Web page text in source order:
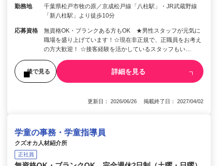
勤務地
千葉県松戸市牧の原／京成松戸線「八柱駅」・JR武蔵野線
「新八柱駅」より徒歩10分
応募資格
無資格OK・ブランクある方もOK ★男性スタッフが元気に
職場を盛り上げています！☆現在非正規で、正職員をお考え
の方大歓迎！ ☆接客経験を活かしているスタッフもい…
後で見る 詳細を見る
更新日： 2026/06/26 掲載終了日： 2027/04/02
学童の事務・学童指導員
クズオカ人材紹介所
正社員